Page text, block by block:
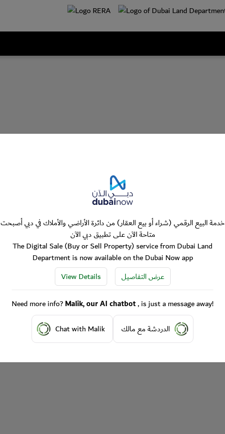
خدمة البيع الرقمي (شراء أو بيع العقار) من دائرة الأراضي والأملاك في دبي أصبحت
متاحة الآن على تطبيق دبي الآن
The Digital Sale (Buy or Sell Property) service from Dubai Land
Department is now available on the Dubai Now app
View Details
عرض التفاصيل
Need more info?Malik, our AI chatbot, is just a message away!
Chat with Malik
الدردشة مع مالك